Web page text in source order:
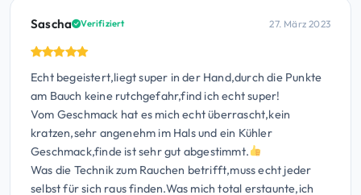
Sascha Verifiziert 27. März 2023
Echt begeistert,liegt super in der Hand,durch die Punkte
am Bauch keine rutchgefahr,find ich echt super!
Vom Geschmack hat es mich echt überrascht,kein
kratzen,sehr angenehm im Hals und ein Kühler
Geschmack,finde ist sehr gut abgestimmt.
Was die Technik zum Rauchen betrifft,muss echt jeder
selbst für sich raus finden.Was mich total erstaunte,ich